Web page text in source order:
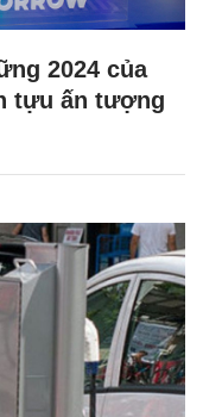
2024 của
tựu ấn tượng